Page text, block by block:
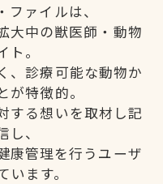
ァイルは、
大中の獣医師・動物
。
、診療可能な動物か
が特徴的。
する想いを取材し記
、
康管理を行うユーザ
ます。